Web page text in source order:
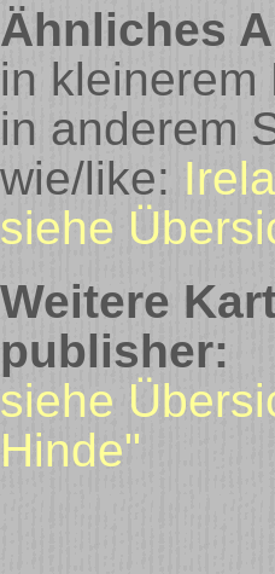
Ähnliches
in
in anderem
wie/like:
siehe
Weitere
publisher:
siehe
Hinde"